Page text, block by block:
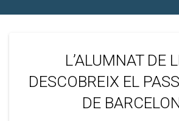
L’ALUMNAT DE
DESCOBREIX EL
DE